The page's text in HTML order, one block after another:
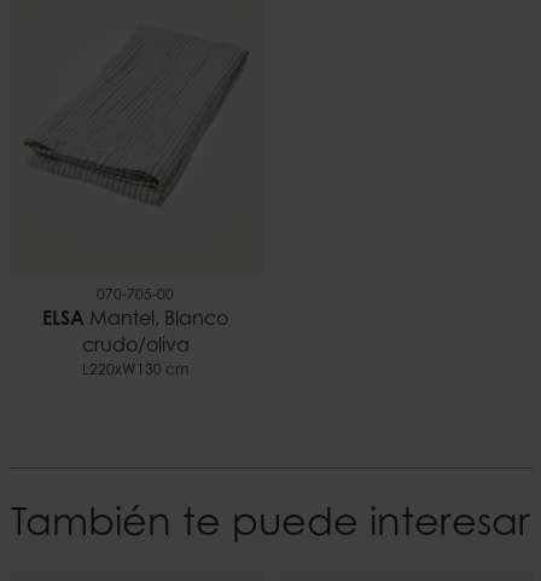
Consejos para usar velas.pdf
070-705-00
ELSA Mantel, Blanco
crudo/oliva
L220xW130 cm
También te puede interesar